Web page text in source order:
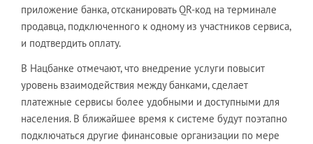
приложение банка, отсканировать QR-код на терминале
продавца, подключенного к одному из участников сервиса,
и подтвердить оплату.
В Нацбанке отмечают, что внедрение услуги повысит
уровень взаимодействия между банками, сделает
платежные сервисы более удобными и доступными для
населения. В ближайшее время к системе будут поэтапно
подключаться другие финансовые организации по мере